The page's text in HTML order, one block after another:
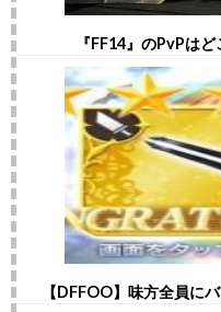
『FF14』のPvPは
【DFFOO】味方全員に